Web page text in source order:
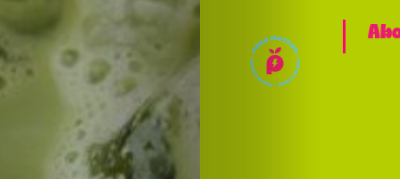
Lifestyle
About